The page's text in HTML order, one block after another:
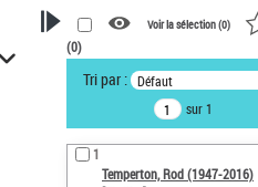
VOTRE RECHERCHE
Recherche avancée dans les
notices d’autorité
Œuvres liées à l'auteur :
Temperton, Rod (1947-2016)
Voir la sélection (0)
(0)
Tri par : Défaut
sur 1
1
Temperton, Rod (1947-2016)